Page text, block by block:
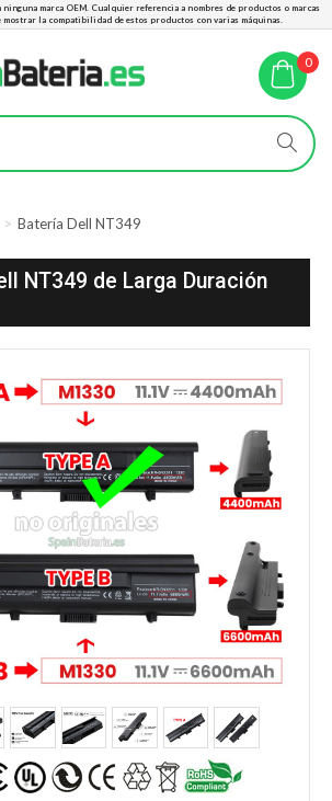
marca OEM. Cualquier referencia a nombres de productos o marcas
mostrar la compatibilidad de estos productos con varias máquinas.
0
Batería Dell NT349
NT349 de Larga Duración